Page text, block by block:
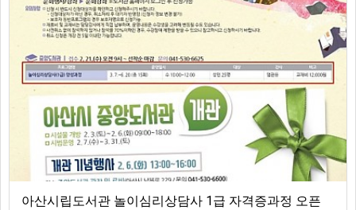
아산시립도서관 놀이심리상담사 1급 자격증과정 오픈